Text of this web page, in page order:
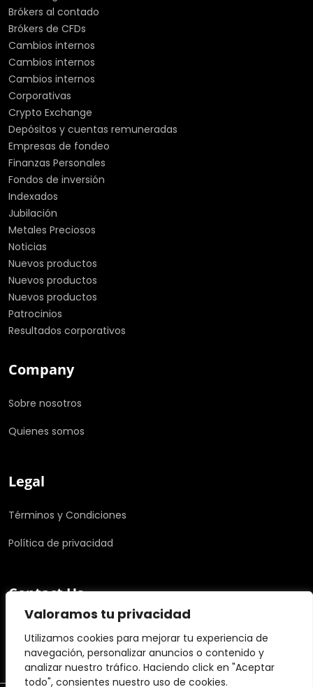
Valoramos tu privacidad
Utilizamos cookies para mejorar tu experiencia de
navegación, personalizar anuncios o contenido y
analizar nuestro tráfico. Haciendo click en "Aceptar
todo", consientes nuestro uso de cookies.
Brókers al contado
Brókers de CFDs
Cambios internos
Cambios internos
Cambios internos
Corporativas
Crypto Exchange
Depósitos y cuentas remuneradas
Empresas de fondeo
Finanzas Personales
Fondos de inversión
Indexados
Jubilación
Metales Preciosos
Noticias
Nuevos productos
Nuevos productos
Nuevos productos
Patrocinios
Resultados corporativos
Company
Sobre nosotros
Quienes somos
Legal
Términos y Condiciones
Política de privacidad
Contact Us
+0123 456 789